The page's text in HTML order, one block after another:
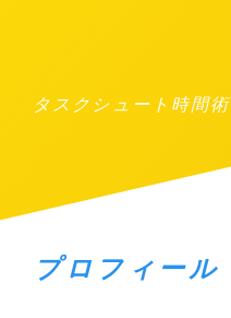
タスクシュート時間術
プロフィール